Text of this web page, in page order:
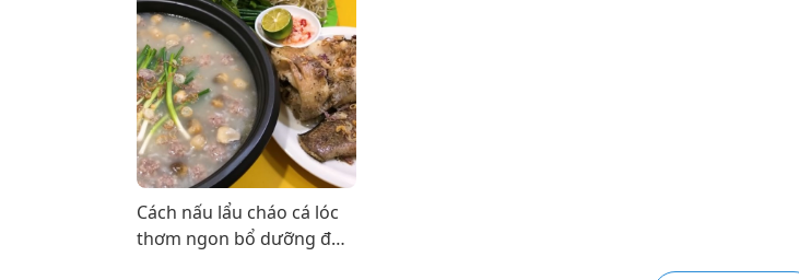
Cách nấu lẩu cháo cá lóc
thơm ngon bổ dưỡng đơn